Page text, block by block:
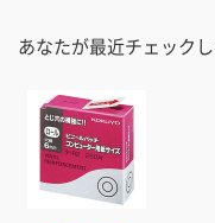
あなたが最近チェック